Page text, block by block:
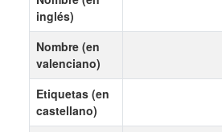
inglés)
Nombre (en
valenciano)
Etiquetas (en
castellano)